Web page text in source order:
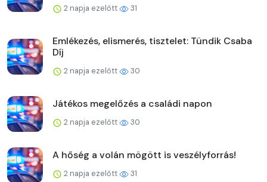
2 napja ezelőtt 31
Emlékezés, elismerés, tisztelet: Tündik Csaba
Díj
2 napja ezelőtt 30
Játékos megelőzés a családi napon
2 napja ezelőtt 30
A hőség a volán mögött is veszélyforrás!
2 napja ezelőtt 31